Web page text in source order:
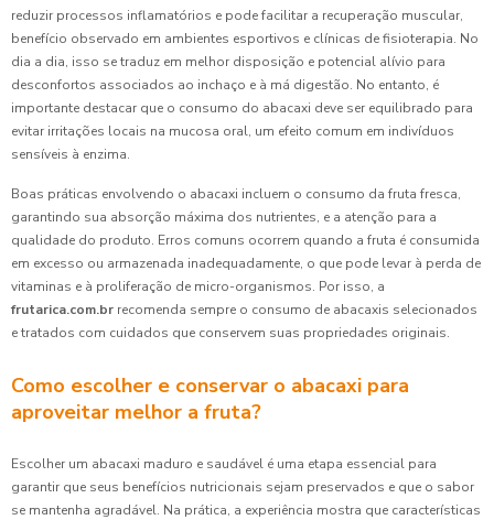
reduzir processos inflamatórios e pode facilitar a recuperação muscular,
benefício observado em ambientes esportivos e clínicas de fisioterapia. No
dia a dia, isso se traduz em melhor disposição e potencial alívio para
desconfortos associados ao inchaço e à má digestão. No entanto, é
importante destacar que o consumo do abacaxi deve ser equilibrado para
evitar irritações locais na mucosa oral, um efeito comum em indivíduos
sensíveis à enzima.
Boas práticas envolvendo o abacaxi incluem o consumo da fruta fresca,
garantindo sua absorção máxima dos nutrientes, e a atenção para a
qualidade do produto. Erros comuns ocorrem quando a fruta é consumida
em excesso ou armazenada inadequadamente, o que pode levar à perda de
vitaminas e à proliferação de micro-organismos. Por isso, a
frutarica.com.br recomenda sempre o consumo de abacaxis selecionados
e tratados com cuidados que conservem suas propriedades originais.
Como escolher e conservar o abacaxi para
aproveitar melhor a fruta?
Escolher um abacaxi maduro e saudável é uma etapa essencial para
garantir que seus benefícios nutricionais sejam preservados e que o sabor
se mantenha agradável. Na prática, a experiência mostra que características